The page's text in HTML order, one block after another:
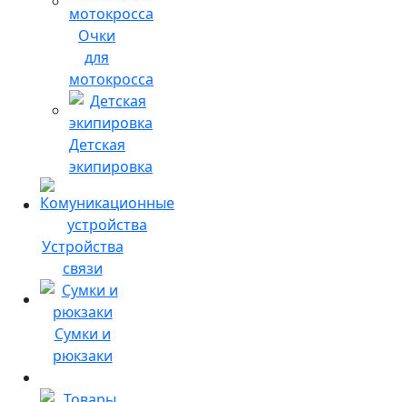
Очки
для
мотокросса
Детская
экипировка
Устройства
связи
Сумки и
рюкзаки